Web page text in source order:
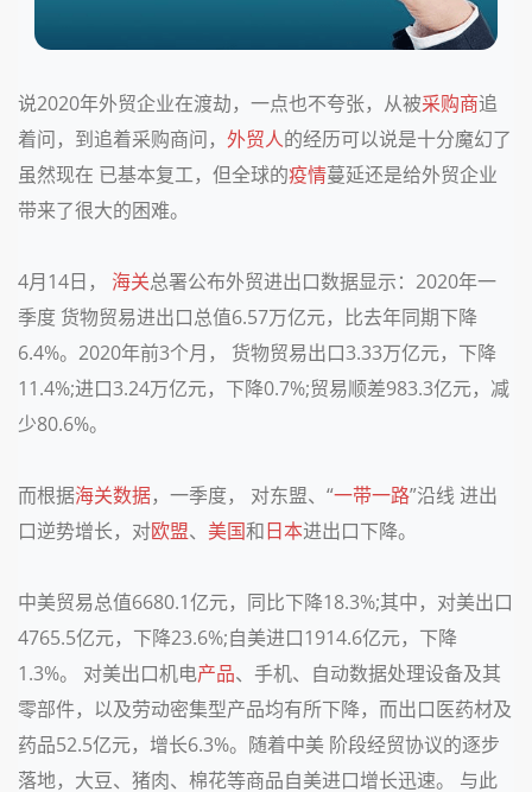
说2020年外贸企业在渡劫，一点也不夸张，从被采购商追
着问，到追着采购商问， 外贸人的经历可以说是十分魔幻了
虽然现在 已基本复工，但全球的疫情蔓延还是给外贸企业
带来了很大的困难。
4月14日， 海关总署公布外贸进出口数据显示：2020年一
季度 货物贸易进出口总值6.57万亿元，比去年同期下降
6.4%。2020年前3个月， 货物贸易出口3.33万亿元，下降
11.4%;进口3.24万亿元，下降0.7%;贸易顺差983.3亿元，减
少80.6%。
而根据海关数据，一季度， 对东盟、“一带一路”沿线 进出
口逆势增长，对欧盟、 美国和日本进出口下降。
中美贸易总值6680.1亿元，同比下降18.3%;其中，对美出口
4765.5亿元，下降23.6%;自美进口1914.6亿元，下降
1.3%。 对美出口机电产品、手机、自动数据处理设备及其
零部件，以及劳动密集型产品均有所下降，而出口医药材及
药品52.5亿元，增长6.3%。随着中美 阶段经贸协议的逐步
落地，大豆、猪肉、棉花等商品自美进口增长迅速。 与此